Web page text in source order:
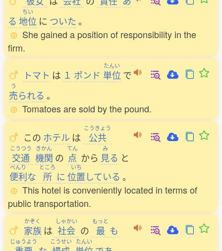
る
ちい
地位 に ついた。
She gained a position of responsibility in the
firm.
トマト は １ ポンド
たんい
単位 で
う
売られる 。
Tomatoes are sold by the pound.
この ホテル は
こうきょう
公共
こうつう
交通
きかん
機関 の
てん
点 から
み
見る と
べんり
便利な
ところ
所 に
いち
位置している 。
This hotel is conveniently located in terms of
public transportation.
かぞく
家族 は
しゃかい
社会 の
もっと
最 も
じゅうよう こうせい たんい